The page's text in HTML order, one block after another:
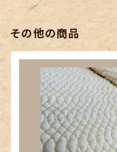
その他の商品